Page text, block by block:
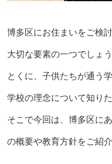
博多区にお住まいをご検
大切な要素の一つでしょう
とくに、子供たちが通う
学校の理念について知り
そこで今回は、博多区に
の概要や教育方針をご紹介